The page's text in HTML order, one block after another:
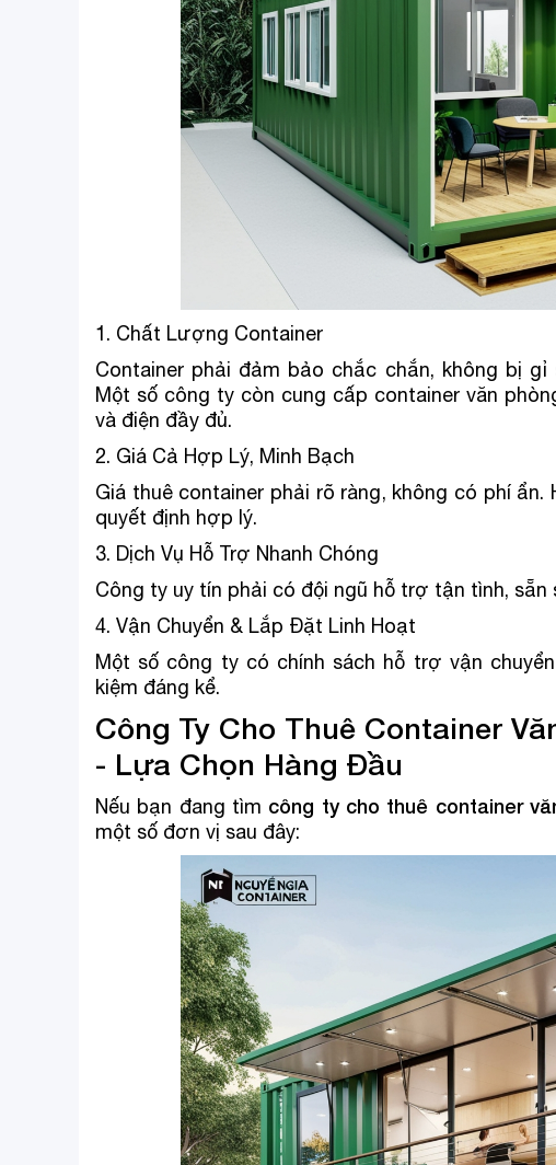
1. Chất Lượng Container
Container phải đảm bảo chắc chắn, không bị
Một số công ty còn cung cấp container văn
và điện đầy đủ.
2. Giá Cả Hợp Lý, Minh Bạch
Giá thuê container phải rõ ràng, không có phí
quyết định hợp lý.
3. Dịch Vụ Hỗ Trợ Nhanh Chóng
Công ty uy tín phải có đội ngũ hỗ trợ tận tình,
4. Vận Chuyển & Lắp Đặt Linh Hoạt
Một số công ty có chính sách hỗ trợ vận
kiệm đáng kể.
Công Ty Cho Thuê Container
- Lựa Chọn Hàng Đầu
Nếu bạn đang tìm công ty cho thuê container
một số đơn vị sau đây: